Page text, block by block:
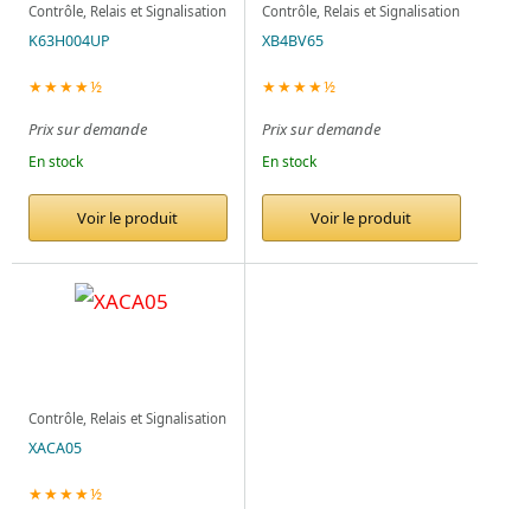
Contrôle, Relais et Signalisation
K63H004UP
★★★★½
Prix sur demande
En stock
Voir le produit
Contrôle, Relais et Signalisation
XB4BV65
★★★★½
Prix sur demande
En stock
Voir le produit
Contrôle, Relais et Signalisation
XACA05
★★★★½